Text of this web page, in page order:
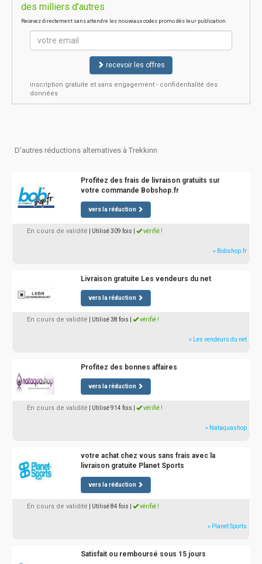
des milliers d'autres
Recevez directement sans attendre les nouveaux codes promo dès leur publication.
recevoir les offres
inscription gratuite et sans engagement - confidentialité des
données
D'autres réductions alternatives à Trekkinn
Profitez des frais de livraison gratuits sur
votre commande Bobshop.fr
vers la réduction
En cours de validité | Utilisé 309 fois vérifié !
» Bobshop.fr
Livraison gratuite Les vendeurs du net
vers la réduction
En cours de validité | Utilisé 38 fois vérifié !
» Les vendeurs du net
Profitez des bonnes affaires
vers la réduction
En cours de validité | Utilisé 914 fois vérifié !
» Nataquashop
votre achat chez vous sans frais avec la
livraison gratuite Planet Sports
vers la réduction
En cours de validité | Utilisé 84 fois vérifié !
» Planet Sports
Satisfait ou remboursé sous 15 jours